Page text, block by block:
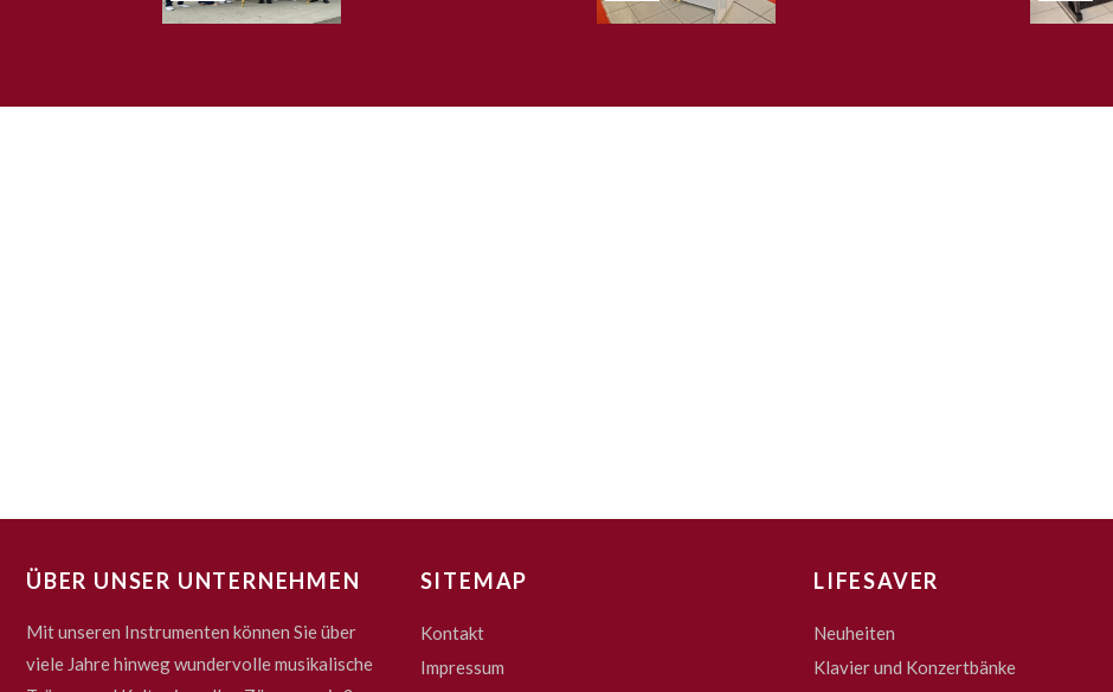
ÜBER UNSER UNTERNEHMEN
Mit unseren Instrumenten können Sie über
viele Jahre hinweg wundervolle musikalische
SITEMAP
Kontakt
Impressum
LIFESAVER
Neuheiten
Klavier und Konzertbänke